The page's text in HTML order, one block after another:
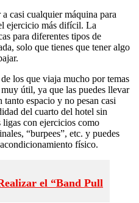
casi cualquier máquina para
ejercicio más difícil. La
para diferentes tipos de
solo que tienes que tener algo
los que viaja mucho por temas
útil, ya que las puedes llevar
espacio y no pesan casi
del cuarto del hotel sin
con ejercicios como
“burpees”, etc. y puedes
físico.
el “Band Pull